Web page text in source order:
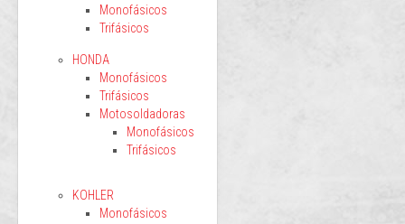
Monofásicos
Trifásicos
HONDA
Monofásicos
Trifásicos
Motosoldadoras
Monofásicos
Trifásicos
KOHLER
Monofásicos